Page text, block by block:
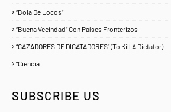
“Bola De Locos”
“Buena Vecindad” Con Países Fronterizos
“CAZADORES DE DICATADORES” (To Kill A Dictator)
“Ciencia
SUBSCRIBE US